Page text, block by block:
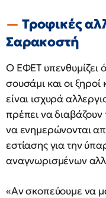
Τροφικές
Σαρακοστή
Ο ΕΦΕΤ υπενθυμίζει
σουσάμι και οι
είναι ισχυρά
πρέπει να διαβάζουν
να ενημερώνονται
εστίασης για την
αναγνωρισμένων
«Αν σκοπεύουμε να